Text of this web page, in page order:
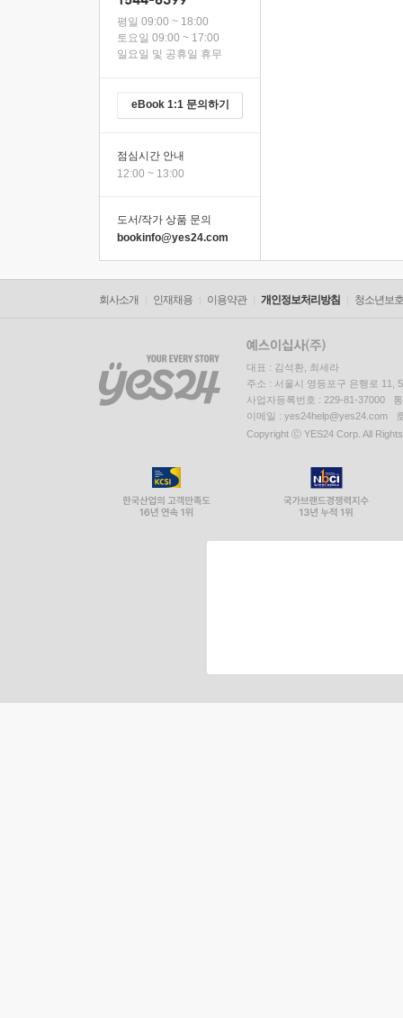
평일 09:00 ~ 18:00
토요일 09:00 ~ 17:00
일요일 및 공휴일 휴무
eBook 1:1 문의하기
점심시간 안내
12:00 ~ 13:00
도서/작가 상품 문의
bookinfo@yes24.com
회사소개 인재채용 이용약관 개인정보처리방침 청소년보
대표 : 김석환, 최세라
주소 : 서울시 영등포구 은행로 11,
사업자등록번호 : 229-81-37000
이메일 : yes24help@yes24.com
Copyright ⓒ YES24 Corp. All